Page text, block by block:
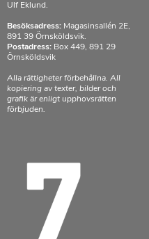
Ulf Eklund.
Besöksadress: Magasinsallén 2E,
891 39 Örnsköldsvik.
Postadress: Box 449, 891 29
Örnsköldsvik
Alla rättigheter förbehållna. All
kopiering av texter, bilder och
grafik är enligt upphovsrätten
förbjuden.